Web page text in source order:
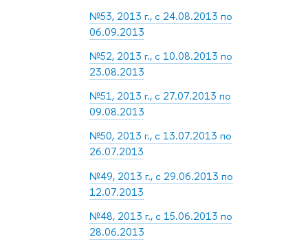
№53, 2013 г., с 24.08.2013 по
06.09.2013
№52, 2013 г., с 10.08.2013 по
23.08.2013
№51, 2013 г., с 27.07.2013 по
09.08.2013
№50, 2013 г., с 13.07.2013 по
26.07.2013
№49, 2013 г., с 29.06.2013 по
12.07.2013
№48, 2013 г., с 15.06.2013 по
28.06.2013